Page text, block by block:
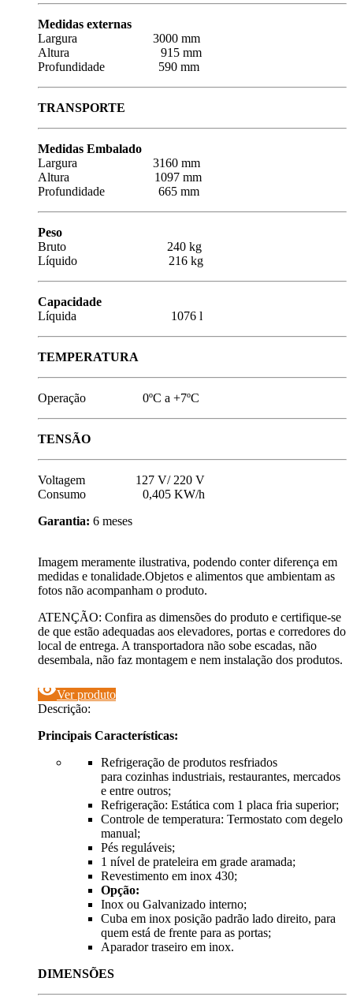
Medidas externas
Largura 3000 mm
Altura 915 mm
Profundidade 590 mm
TRANSPORTE
Medidas Embalado
Largura 3160 mm
Altura 1097 mm
Profundidade 665 mm
Peso
Bruto 240 kg
Líquido 216 kg
Capacidade
Líquida 1076 l
TEMPERATURA
Operação 0ºC a +7ºC
TENSÃO
Voltagem 127 V/ 220 V
Consumo 0,405 KW/h
Garantia: 6 meses
Imagem meramente ilustrativa, podendo conter diferença em
medidas e tonalidade.Objetos e alimentos que ambientam as
fotos não acompanham o produto.
ATENÇÃO: Confira as dimensões do produto e certifique-se
de que estão adequadas aos elevadores, portas e corredores do
local de entrega. A transportadora não sobe escadas, não
desembala, não faz montagem e nem instalação dos produtos.
visibilityVer produto
Descrição:
Principais Características:
Refrigeração de produtos resfriados
para cozinhas industriais, restaurantes, mercados
e entre outros;
Refrigeração: Estática com 1 placa fria superior;
Controle de temperatura: Termostato com degelo
manual;
Pés reguláveis;
1 nível de prateleira em grade aramada;
Revestimento em inox 430;
Opção:
Inox ou Galvanizado interno;
Cuba em inox posição padrão lado direito, para
quem está de frente para as portas;
Aparador traseiro em inox.
DIMENSÕES